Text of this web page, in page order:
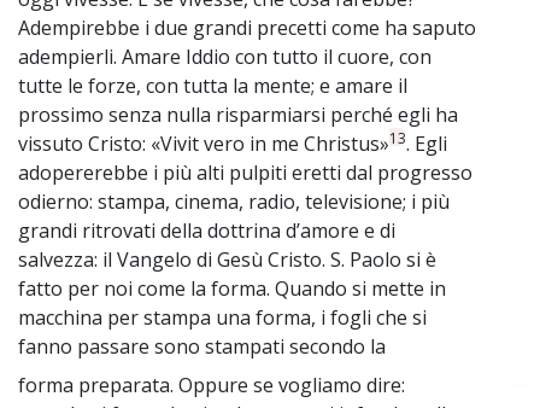
Adempirebbe i due grandi precetti come ha saputo
adempierli. Amare Iddio con tutto il cuore, con
tutte le forze, con tutta la mente; e amare il
prossimo senza nulla risparmiarsi perché egli ha
vissuto Cristo: «Vivit vero in me Christus»13. Egli
adopererebbe i più alti pulpiti eretti dal progresso
odierno: stampa, cinema, radio, televisione; i più
grandi ritrovati della dottrina d’amore e di
salvezza: il Vangelo di Gesù Cristo. S. Paolo si è
fatto per noi come la forma. Quando si mette in
macchina per stampa una forma, i fogli che si
fanno passare sono stampati secondo la
forma preparata. Oppure se vogliamo dire: